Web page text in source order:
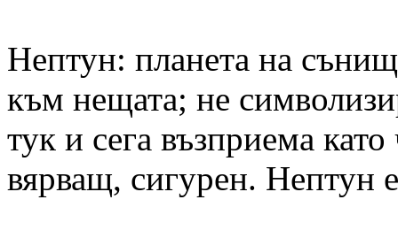
Нептун: планета на
към нещата; не
тук и сега възприема
вярващ, сигурен. Нептун